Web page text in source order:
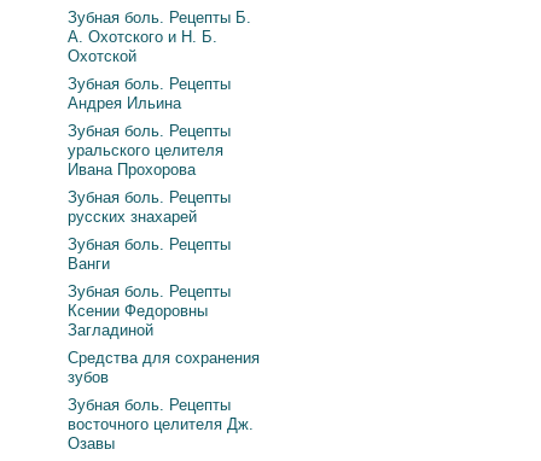
Зубная боль. Рецепты Б.
А. Охотского и Н. Б.
Охотской
Зубная боль. Рецепты
Андрея Ильина
Зубная боль. Рецепты
уральского целителя
Ивана Прохорова
Зубная боль. Рецепты
русских знахарей
Зубная боль. Рецепты
Ванги
Зубная боль. Рецепты
Ксении Федоровны
Загладиной
Средства для сохранения
зубов
Зубная боль. Рецепты
восточного целителя Дж.
Озавы